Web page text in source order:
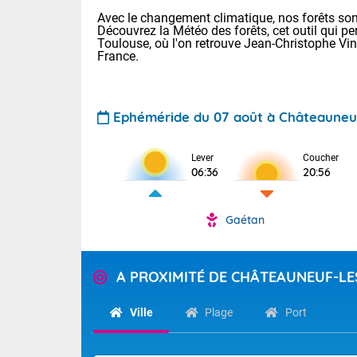
Avec le changement climatique, nos forêts
Découvrez la Météo des forêts, cet outil qui
Toulouse, où l'on retrouve Jean-Christophe
France.
Ephéméride du 07 août à
Lever
06:36
Coucher
20:56
Gaétan
A PROXIMITÉ DE CHÂTEAUNEUF-
Ville Plage Port
Voici les
28 Lyon : 31
: 27 Nancy :
Calme,
territoire.